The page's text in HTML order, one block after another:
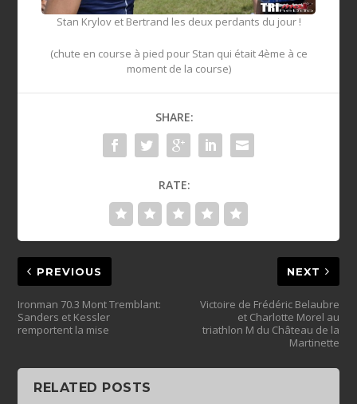
Stan Krylov et Bertrand les deux perdants du jour !
(chute en course à pied pour Stan qui était 4ème à ce
moment de la course)
SHARE:
RATE:
PREVIOUS
Ironman 70.3 Mont Tremblant:
Sanders et Kessler
remportent la mise
NEXT
Victoire de Frédéric Belaubre
et Charlotte Morel au
triathlon M du Château de la
Martinette
RELATED POSTS